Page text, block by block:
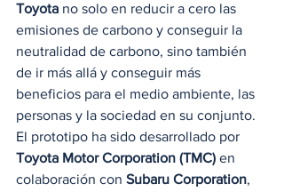
Toyota no solo en reducir a cero las
emisiones de carbono y conseguir la
neutralidad de carbono, sino también
de ir más allá y conseguir más
beneficios para el medio ambiente, las
personas y la sociedad en su conjunto.
El prototipo ha sido desarrollado por
Toyota Motor Corporation (TMC) en
colaboración con Subaru Corporation,